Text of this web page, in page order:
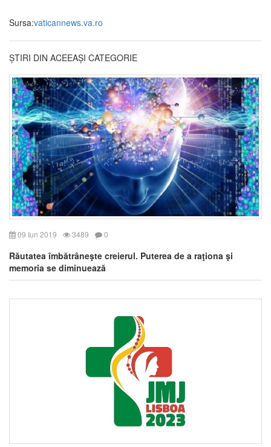
Sursa:vaticannews.va.ro
ȘTIRI DIN ACEEAȘI CATEGORIE
09 Iun 2019 3489 0
Răutatea îmbătrâneşte creierul. Puterea de a raţiona şi
memoria se diminuează